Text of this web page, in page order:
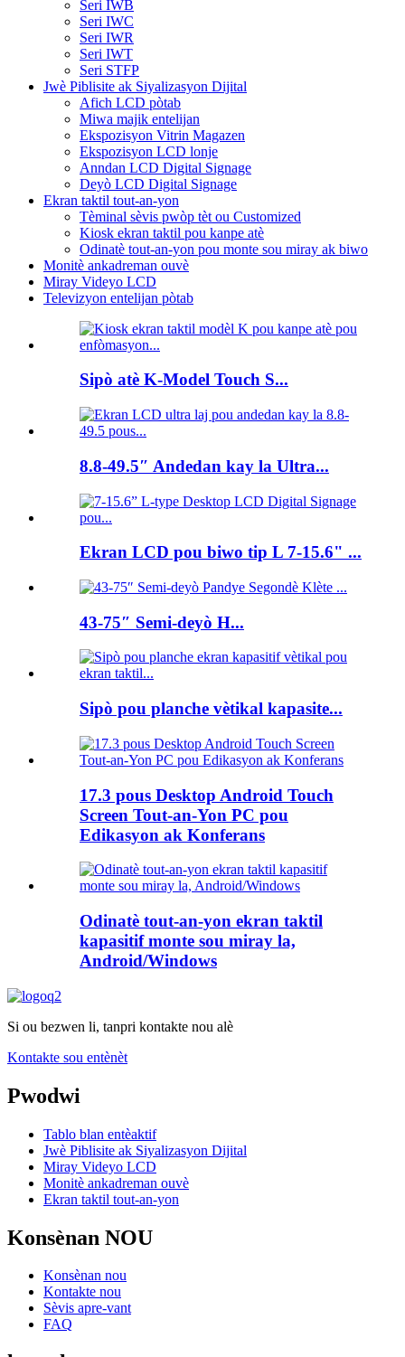
Seri IWB
Seri IWC
Seri IWR
Seri IWT
Seri STFP
Jwè Piblisite ak Siyalizasyon Dijital
Afich LCD pòtab
Miwa majik entelijan
Ekspozisyon Vitrin Magazen
Ekspozisyon LCD lonje
Anndan LCD Digital Signage
Deyò LCD Digital Signage
Ekran taktil tout-an-yon
Tèminal sèvis pwòp tèt ou Customized
Kiosk ekran taktil pou kanpe atè
Odinatè tout-an-yon pou monte sou miray ak biwo
Monitè ankadreman ouvè
Miray Videyo LCD
Televizyon entelijan pòtab
Sipò atè K-Model Touch S...
8.8-49.5″ Andedan kay la Ultra...
Ekran LCD pou biwo tip L 7-15.6" ...
43-75″ Semi-deyò H...
Sipò pou planche vètikal kapasite...
17.3 pous Desktop Android Touch
Screen Tout-an-Yon PC pou
Edikasyon ak Konferans
Odinatè tout-an-yon ekran taktil
kapasitif monte sou miray la,
Android/Windows
Si ou bezwen li, tanpri kontakte nou alè
Kontakte sou entènèt
Pwodwi
Tablo blan entèaktif
Jwè Piblisite ak Siyalizasyon Dijital
Miray Videyo LCD
Monitè ankadreman ouvè
Ekran taktil tout-an-yon
Konsènan NOU
Konsènan nou
Kontakte nou
Sèvis apre-vant
FAQ